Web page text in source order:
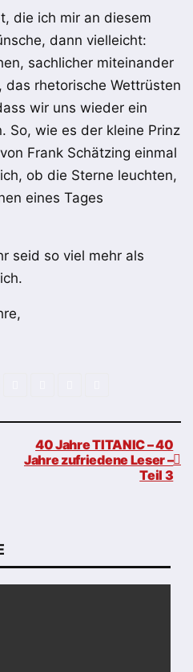
die ich mir an diesem
dann vielleicht:
sachlicher miteinander
das rhetorische Wettrüsten
wir uns wieder ein
So, wie es der kleine Prinz
Frank Schätzing einmal
ob die Sterne leuchten,
eines Tages
seid so viel mehr als
40 Jahre TITANIC – 40
Jahre zufriedene Leser –
Teil 3